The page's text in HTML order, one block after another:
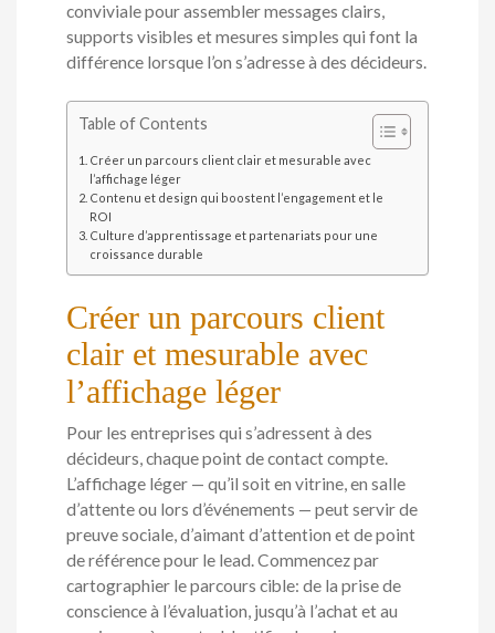
conviviale pour assembler messages clairs,
supports visibles et mesures simples qui font la
différence lorsque l’on s’adresse à des décideurs.
Table of Contents
Créer un parcours client clair et mesurable avec
l’affichage léger
Contenu et design qui boostent l’engagement et le
ROI
Culture d’apprentissage et partenariats pour une
croissance durable
Créer un parcours client
clair et mesurable avec
l’affichage léger
Pour les entreprises qui s’adressent à des
décideurs, chaque point de contact compte.
L’affichage léger — qu’il soit en vitrine, en salle
d’attente ou lors d’événements — peut servir de
preuve sociale, d’aimant d’attention et de point
de référence pour le lead. Commencez par
cartographier le parcours cible: de la prise de
conscience à l’évaluation, jusqu’à l’achat et au